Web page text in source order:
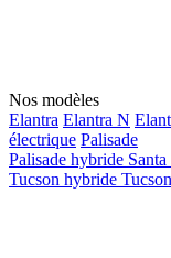
Nos modèles
Elantra Elantra N
électrique Palisade
Palisade hybride
Tucson hybride